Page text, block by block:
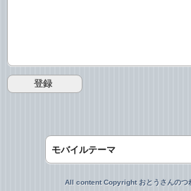
モバイルテーマ
All content Copyright おとうさんのつ